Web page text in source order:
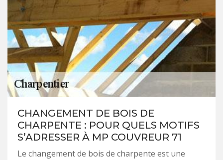
CHANGEMENT DE BOIS DE
CHARPENTE : POUR QUELS MOTIFS
S’ADRESSER À MP COUVREUR 71
Le changement de bois de charpente est une